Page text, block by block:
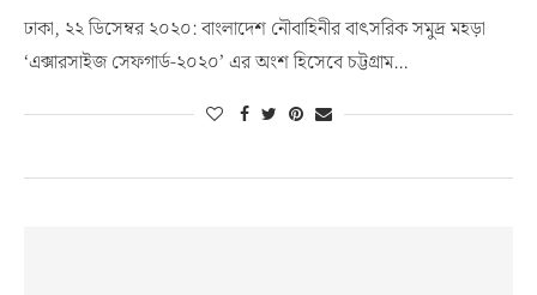
ঢাকা, ২২ ডিসেম্বর ২০২০: বাংলাদেশ নৌবাহিনীর বাৎসরিক সমুদ্র মহড়া
‘এক্সারসাইজ সেফগার্ড-২০২০’ এর অংশ হিসেবে চট্টগ্রাম…